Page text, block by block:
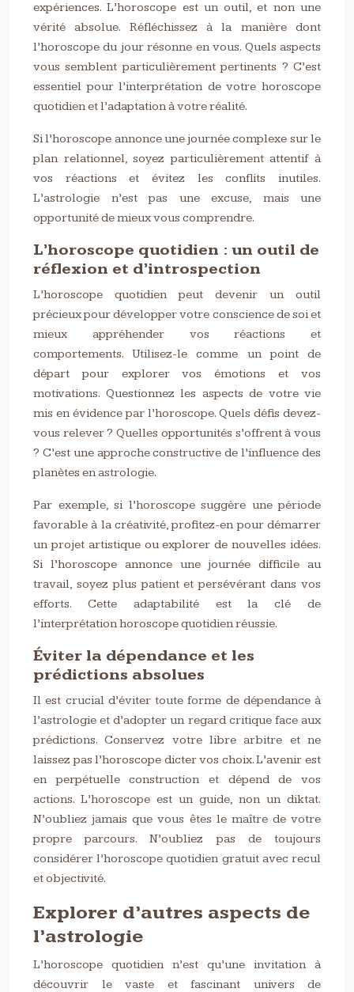
expériences. L’horoscope est un outil, et non une
vérité absolue. Réfléchissez à la manière dont
l’horoscope du jour résonne en vous. Quels aspects
vous semblent particulièrement pertinents ? C’est
essentiel pour l’interprétation de votre horoscope
quotidien et l’adaptation à votre réalité.
Si l’horoscope annonce une journée complexe sur le
plan relationnel, soyez particulièrement attentif à
vos réactions et évitez les conflits inutiles.
L’astrologie n’est pas une excuse, mais une
opportunité de mieux vous comprendre.
L’horoscope quotidien : un outil de
réflexion et d’introspection
L’horoscope quotidien peut devenir un outil
précieux pour développer votre conscience de soi et
mieux appréhender vos réactions et
comportements. Utilisez-le comme un point de
départ pour explorer vos émotions et vos
motivations. Questionnez les aspects de votre vie
mis en évidence par l’horoscope. Quels défis devez-
vous relever ? Quelles opportunités s’offrent à vous
? C’est une approche constructive de l’influence des
planètes en astrologie.
Par exemple, si l’horoscope suggère une période
favorable à la créativité, profitez-en pour démarrer
un projet artistique ou explorer de nouvelles idées.
Si l’horoscope annonce une journée difficile au
travail, soyez plus patient et persévérant dans vos
efforts. Cette adaptabilité est la clé de
l’interprétation horoscope quotidien réussie.
Éviter la dépendance et les
prédictions absolues
Il est crucial d’éviter toute forme de dépendance à
l’astrologie et d’adopter un regard critique face aux
prédictions. Conservez votre libre arbitre et ne
laissez pas l’horoscope dicter vos choix. L’avenir est
en perpétuelle construction et dépend de vos
actions. L’horoscope est un guide, non un diktat.
N’oubliez jamais que vous êtes le maître de votre
propre parcours. N’oubliez pas de toujours
considérer l’horoscope quotidien gratuit avec recul
et objectivité.
Explorer d’autres aspects de
l’astrologie
L’horoscope quotidien n’est qu’une invitation à
découvrir le vaste et fascinant univers de